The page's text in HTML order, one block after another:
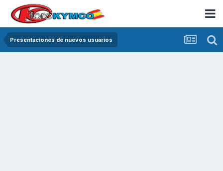
Presentaciones de nuevos usuarios